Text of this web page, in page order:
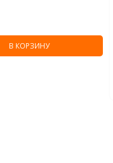
В КОРЗИНУ